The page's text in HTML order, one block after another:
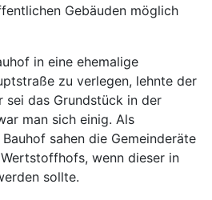
Gebäuden möglich
in eine ehemalige
zu verlegen, lehnte der
sei das Grundstück in der
man sich einig. Als
sahen die Gemeinderäte
wenn dieser in
sollte.